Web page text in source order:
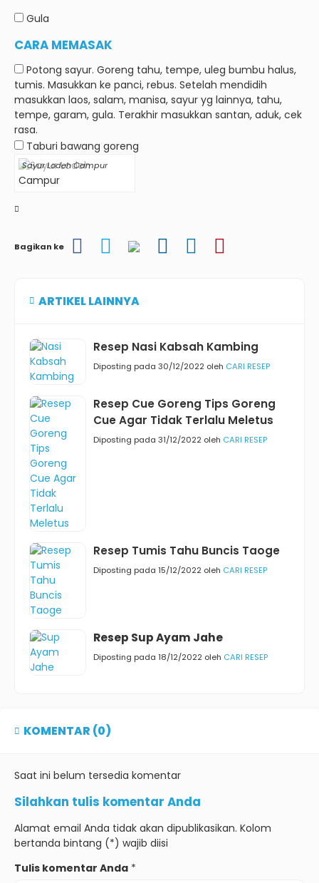
Gula
CARA MEMASAK
Potong sayur. Goreng tahu, tempe, uleg bumbu halus,
tumis. Masukkan ke panci, rebus. Setelah mendidih
masukkan laos, salam, manisa, sayur yg lainnya, tahu,
tempe, garam, gula. Terakhir masukkan santan, aduk, cek
rasa.
Taburi bawang goreng
Sayur Lodeh Campur
Bagikan ke
ARTIKEL LAINNYA
Resep Nasi Kabsah Kambing
Diposting pada 30/12/2022 oleh CARI RESEP
Resep Cue Goreng Tips Goreng
Cue Agar Tidak Terlalu Meletus
Diposting pada 31/12/2022 oleh CARI RESEP
Resep Tumis Tahu Buncis Taoge
Diposting pada 15/12/2022 oleh CARI RESEP
Resep Sup Ayam Jahe
Diposting pada 18/12/2022 oleh CARI RESEP
KOMENTAR (0)
Saat ini belum tersedia komentar
Silahkan tulis komentar Anda
Alamat email Anda tidak akan dipublikasikan. Kolom
bertanda bintang (*) wajib diisi
Tulis komentar Anda *